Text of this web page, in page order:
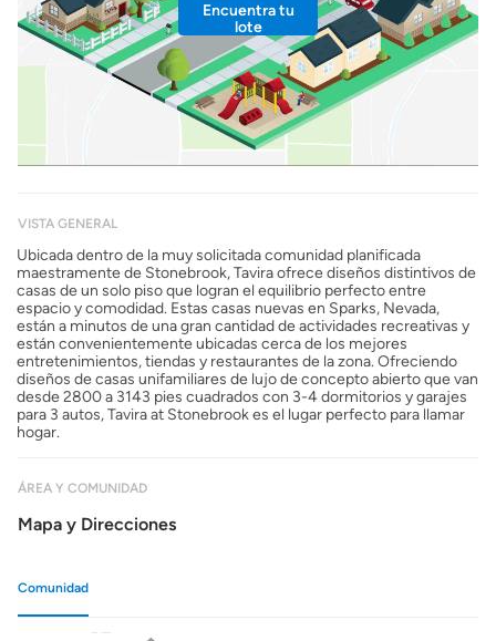
Encuentra tu
lote
VISTA GENERAL
Ubicada dentro de la muy solicitada comunidad planificada
maestramente de Stonebrook, Tavira ofrece diseños distintivos de
casas de un solo piso que logran el equilibrio perfecto entre
espacio y comodidad. Estas casas nuevas en Sparks, Nevada,
están a minutos de una gran cantidad de actividades recreativas y
están convenientemente ubicadas cerca de los mejores
entretenimientos, tiendas y restaurantes de la zona. Ofreciendo
diseños de casas unifamiliares de lujo de concepto abierto que van
desde 2800 a 3143 pies cuadrados con 3-4 dormitorios y garajes
para 3 autos, Tavira at Stonebrook es el lugar perfecto para llamar
hogar.
ÁREA Y COMUNIDAD
Mapa y Direcciones
Comunidad